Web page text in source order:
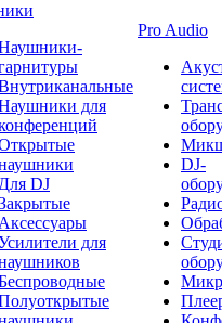
для
Для DJ
Аксессуары
для
Pro Audio
DJ-